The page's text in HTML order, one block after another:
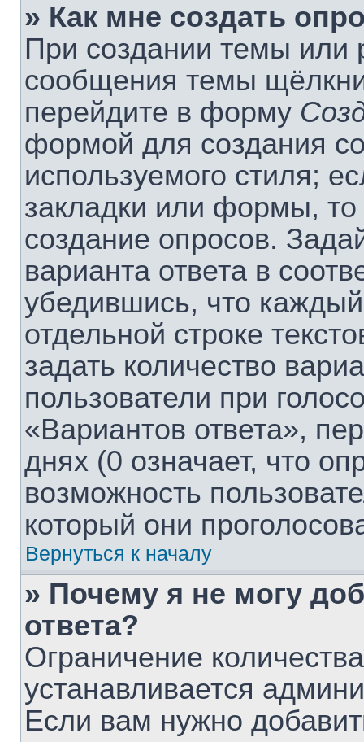
» Как мне создать
При создании темы или
сообщения темы
перейдите в форму
формой для создания
используемого стиля;
закладки или формы,
создание опросов.
варианта ответа в
убедившись, что
отдельной строке
задать количество
пользователи при
«Вариантов ответа»,
днях (0 означает, что
возможность
который они
Вернуться к началу
» Почему я не могу
ответа?
Ограничение
устанавливается
Если вам нужно